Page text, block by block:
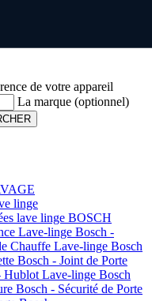
de votre appareil
La marque (optionnel)
linge
lave linge BOSCH
Lave-linge Bosch -
Chauffe Lave-linge Bosch
Bosch - Joint de Porte
Hublot Lave-linge Bosch
Bosch - Sécurité de Porte